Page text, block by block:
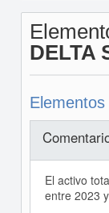
DELTA
El activo
entre 2023